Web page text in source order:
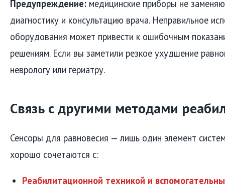
Предупреждение: медицинские приборы не
диагностику и консультацию врача. Неправильное
оборудования может привести к ошибочным
решениям. Если вы заметили резкое ухудшение
неврологу или гериатру.
Связь с другими методами
Сенсоры для равновесия — лишь один элемент
хорошо сочетаются с:
Реабилитационной техникой и